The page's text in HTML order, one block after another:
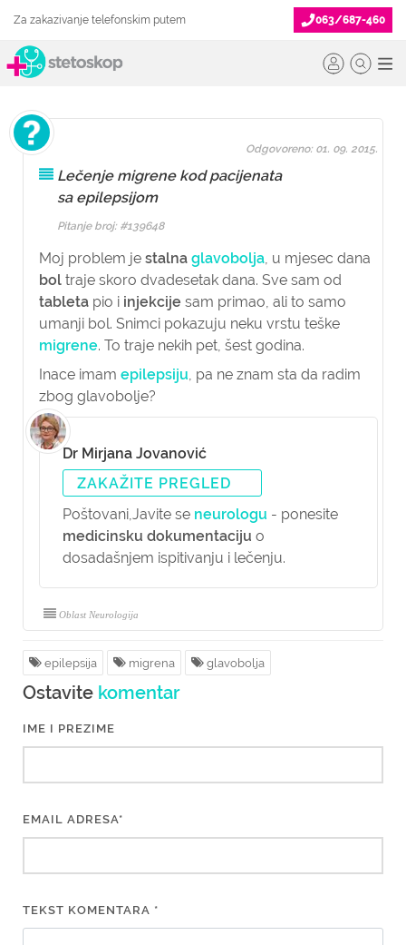
Za zakazivanje telefonskim putem 063/687-460
Lečenje migrene kod pacijenata
sa epilepsijom
Pitanje broj: #139648
Moj problem je stalna glavobolja, u mjesec dana
bol traje skoro dvadesetak dana. Sve sam od
tableta pio i injekcije sam primao, ali to samo
umanji bol. Snimci pokazuju neku vrstu teške
migrene. To traje nekih pet, šest godina.
Inace imam epilepsiju, pa ne znam sta da radim
zbog glavobolje?
Odgovoreno: 01. 09. 2015.
Dr Mirjana Jovanović
ZAKAŽITE PREGLED
Poštovani,Javite se neurologu - ponesite
medicinsku dokumentaciju o
dosadašnjem ispitivanju i lečenju.
Oblast Neurologija
epilepsija migrena glavobolja
Ostavite komentar
IME I PREZIME
EMAIL ADRESA*
TEKST KOMENTARA *